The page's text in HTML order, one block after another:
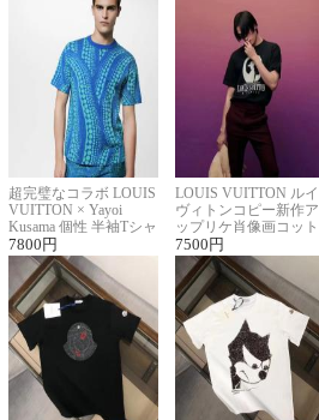
超完璧なコラボ LOUIS
VUITTON × Yayoi
Kusama 個性 半袖Tシャ
ツコピー男女兼用
7800 円
LOUIS VUITTON ルイ
ヴィトンコピー新作ア
ップリケ肖像画コット
ンニット半袖Tシャツ
7500 円